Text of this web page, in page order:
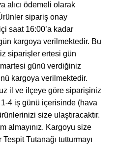
alıcı ödemeli olarak
Ürünler sipariş onay
saat 16:00’a kadar
kargoya verilmektedir. Bu
siparişler ertesi gün
günü verdiğiniz
kargoya verilmektedir.
il ve ilçeye göre siparişiniz
4 iş günü içerisinde (hava
size ulaştıracaktır.
almayınız. Kargoyu size
Tutanağı tutturmayı